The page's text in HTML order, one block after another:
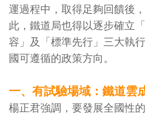
運過程中，取得足夠回饋後
此，鐵道局也得以逐步確立
容」及「標準先行」三大執
國可遵循的政策方向。
一、有試驗場域：鐵道雲
楊正君強調，要發展全國性